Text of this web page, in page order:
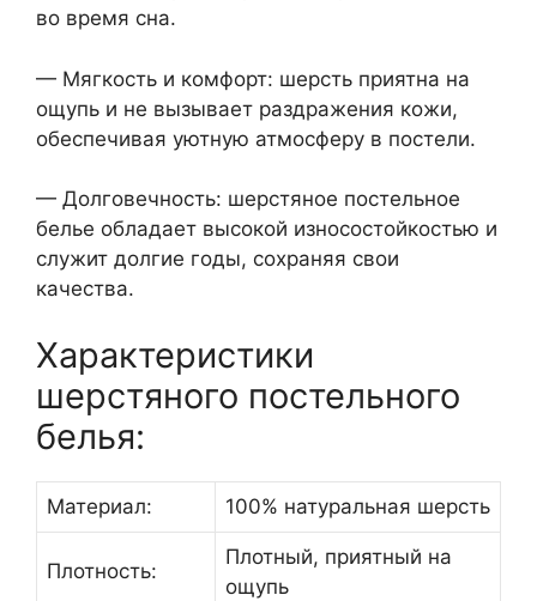
во время сна.
— Мягкость и комфорт: шерсть приятна на
ощупь и не вызывает раздражения кожи,
обеспечивая уютную атмосферу в постели.
— Долговечность: шерстяное постельное
белье обладает высокой износостойкостью и
служит долгие годы, сохраняя свои
качества.
Характеристики
шерстяного постельного
белья:
Материал: 100% натуральная шерсть
Плотность:
Плотный, приятный на
ощупь